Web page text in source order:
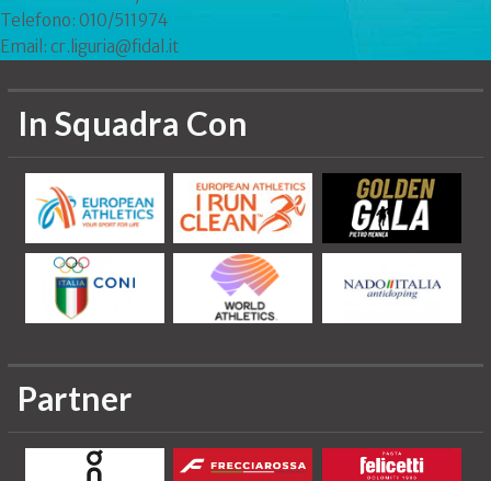
Telefono: 010/511974
Email: cr.liguria@fidal.it
In Squadra Con
Partner